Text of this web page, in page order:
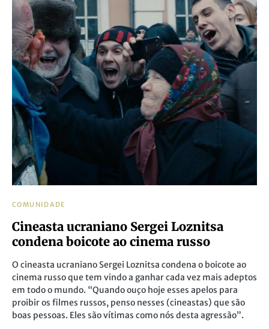
COMUNIDADE
Cineasta ucraniano Sergei Loznitsa
condena boicote ao cinema russo
O cineasta ucraniano Sergei Loznitsa condena o boicote ao
cinema russo que tem vindo a ganhar cada vez mais adeptos
em todo o mundo. “Quando ouço hoje esses apelos para
proibir os filmes russos, penso nesses (cineastas) que são
boas pessoas. Eles são vítimas como nós desta agressão”.